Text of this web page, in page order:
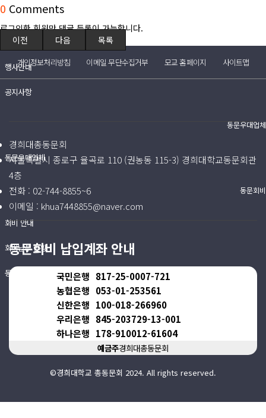
행사안내
공지사항
동문우대업체
동문우대업체
동문회비
회비 안내
회비납부 현황
동문ID카드 발급
0 Comments
로그인한 회원만 댓글 등록이 가능합니다.
이전
다음 목록
개인정보처리방침 이메일 무단수집거부 모교 홈페이지 사이트맵
경희대총동문회
서울특별시 종로구 율곡로 110 (권농동 115-3) 경희대학교동문회관
4층
전화 : 02-744-8855~6
이메일 : khua7448855@naver.com
동문회비 납입계좌 안내
국민은행 817-25-0007-721
농협은행 053-01-253561
신한은행 100-018-266960
우리은행 845-203729-13-001
하나은행 178-910012-61604
예금주경희대총동문회
©경희대학교 총동문회 2024. All rights reserved.